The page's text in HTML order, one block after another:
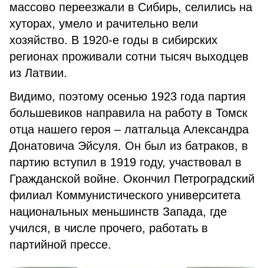
массово переезжали в Сибирь, селились на
хуторах, умело и рачительно вели
хозяйство. В 1920-е годы в сибирских
регионах проживали сотни тысяч выходцев
из Латвии.
Видимо, поэтому осенью 1923 года партия
большевиков направила на работу в Томск
отца нашего героя – латгальца Александра
Донатовича Эйсуля. Он был из батраков, в
партию вступил в 1919 году, участвовал в
Гражданской войне. Окончил Петроградский
филиал Коммунистического университета
национальных меньшинств Запада, где
учился, в числе прочего, работать в
партийной прессе.